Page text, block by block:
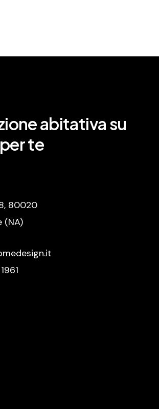
abitativa su
te
80020
(NA)